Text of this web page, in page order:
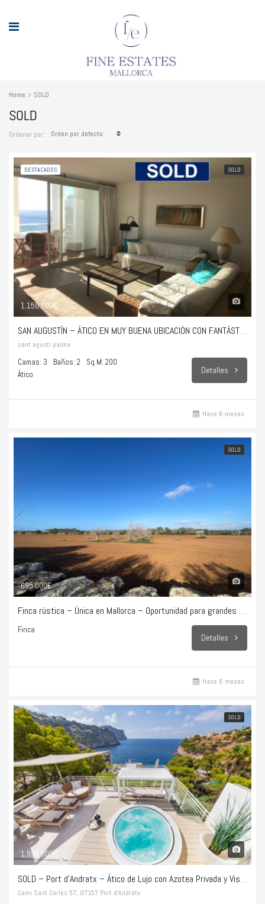
Home SOLD
SOLD
Ordenar por: Orden por defecto
DESTACADOS SOLD
1.150.000€
SAN AUGUSTÍN – ÁTICO EN MUY BUENA UBICACIÓN CON FANTÁSTICAS VISTAS AL MAR
sant agusti palma
Camas: 3 Baños: 2
Sq M: 200
Ático
Detalles
Hace 6 meses
SOLD
695.000€
Finca rústica – Única en Mallorca – Oportunidad para grandes proyectos
Finca
Detalles
Hace 6 meses
SOLD
1.998.000€
SOLD – Port d’Andratx – Ático de Lujo con Azotea Privada y Vistas Infinitas al Mar
Camí Sant Carles 57, 07157 Port d’Andratx